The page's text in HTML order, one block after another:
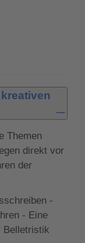
die Sprünge
dabei
Themen
direkt vor
der
-
- Eine
Belletristik